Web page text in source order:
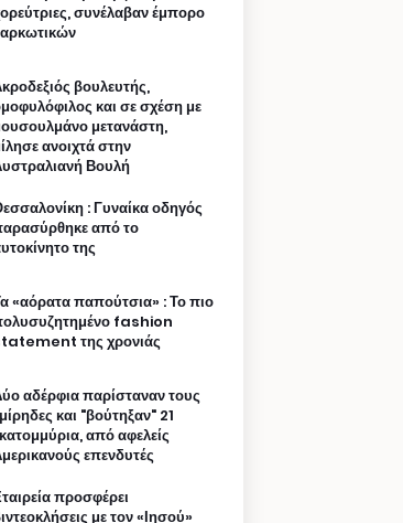
συνέλαβαν έμπορο
βουλευτής,
και σε σχέση με
μετανάστη,
ανοιχτά στην
Βουλή
: Γυναίκα οδηγός
από το
της
«αόρατα παπούτσια» : Το πιο
fashion
της χρονιάς
αδέρφια παρίσταναν τους
και "βούτηξαν" 21
από αφελείς
επενδυτές
προσφέρει
με τον «Ιησού»